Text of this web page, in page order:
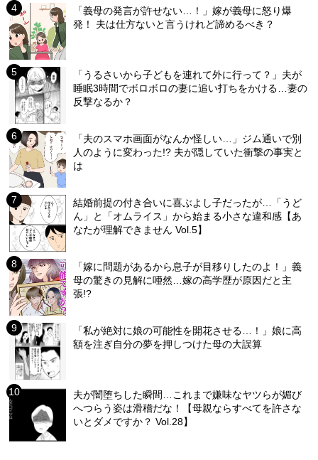
「義母の発言が許せない…！」嫁が義母に怒り爆
発！ 夫は仕方ないと言うけれど諦めるべき？
「うるさいから子どもを連れて外に行って？」夫が
睡眠3時間でボロボロの妻に追い打ちをかける…妻の
反撃なるか？
「夫のスマホ画面がなんか怪しい…」ジム通いで別
人のように変わった!? 夫が隠していた衝撃の事実と
は
結婚前提の付き合いに喜ぶよし子だったが…「うど
ん」と「オムライス」から始まる小さな違和感【あ
なたが理解できません Vol.5】
「嫁に問題があるから息子が目移りしたのよ！」義
母の驚きの見解に唖然…嫁の高学歴が原因だと主
張!?
「私が絶対に娘の可能性を開花させる…！」娘に高
額を注ぎ自分の夢を押しつけた母の大誤算
夫が闇堕ちした瞬間…これまで嫌味なヤツらが媚び
へつらう姿は滑稽だな！【母親ならすべてを許さな
いとダメですか？ Vol.28】